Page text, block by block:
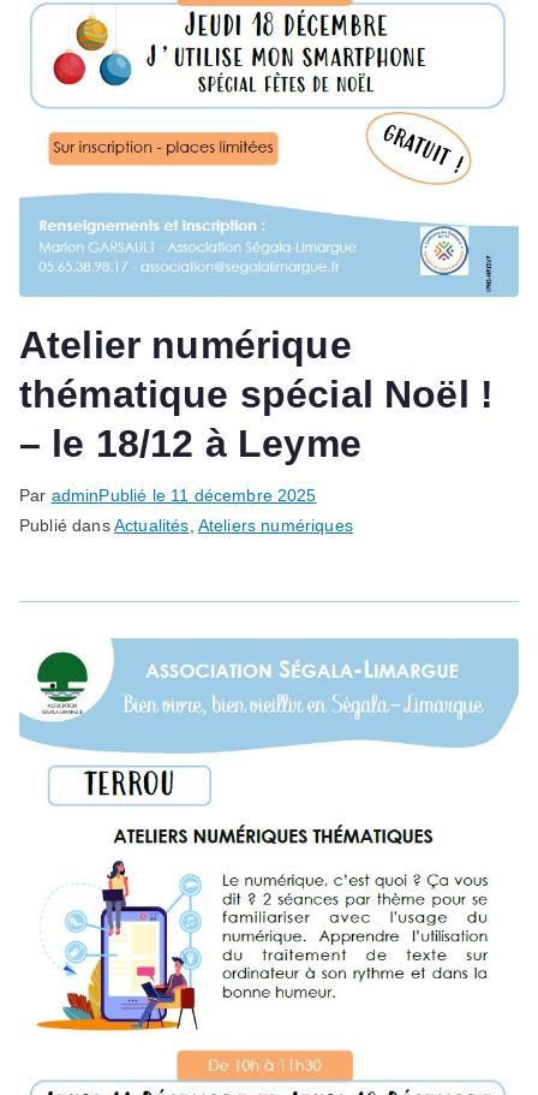
Atelier numérique
thématique spécial Noël !
– le 18/12 à Leyme
Par adminPublié le 11 décembre 2025
Publié dansActualités Ateliers numériques